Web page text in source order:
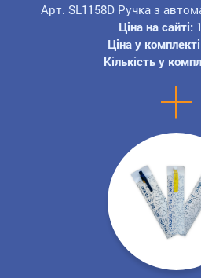
+
Арт. SL1158D Ручка з
Ціна на сайті:
Ціна у
Кількість у